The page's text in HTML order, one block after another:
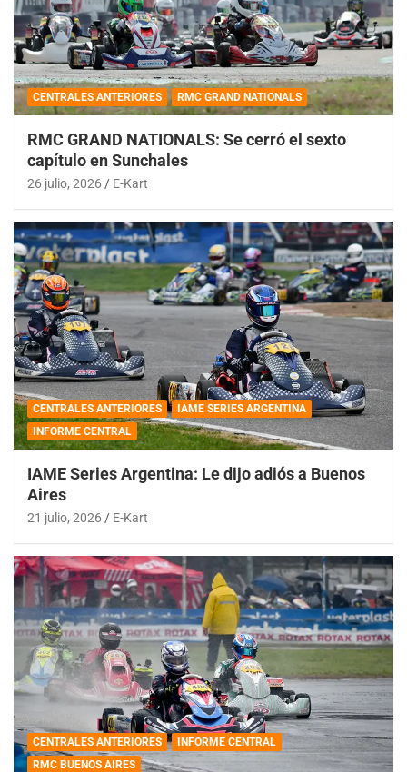
CENTRALES ANTERIORES RMC GRAND NATIONALS
RMC GRAND NATIONALS: Se cerró el sexto
capítulo en Sunchales
26 julio, 2026 E-Kart
CENTRALES ANTERIORES
IAME SERIES ARGENTINA
INFORME CENTRAL
IAME Series Argentina: Le dijo adiós a Buenos
Aires
21 julio, 2026 E-Kart
CENTRALES ANTERIORES
INFORME CENTRAL
RMC BUENOS AIRES